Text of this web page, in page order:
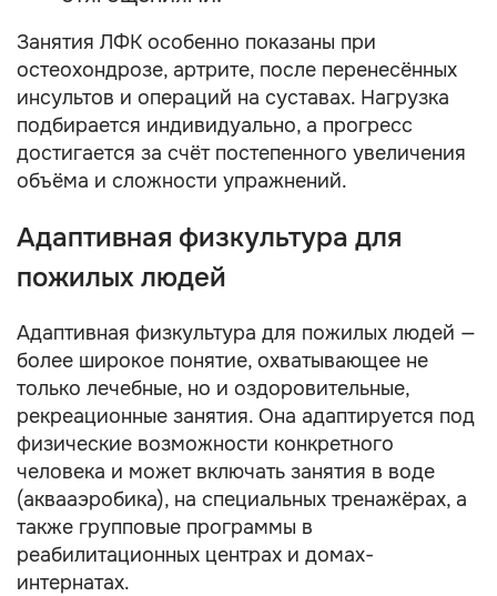
Занятия ЛФК особенно показаны при
остеохондрозе, артрите, после перенесённых
инсультов и операций на суставах. Нагрузка
подбирается индивидуально, а прогресс
достигается за счёт постепенного увеличения
объёма и сложности упражнений.
Адаптивная физкультура для
пожилых людей
Адаптивная физкультура для пожилых людей —
более широкое понятие, охватывающее не
только лечебные, но и оздоровительные,
рекреационные занятия. Она адаптируется под
физические возможности конкретного
человека и может включать занятия в воде
(аквааэробика), на специальных тренажёрах, а
также групповые программы в
реабилитационных центрах и домах-
интернатах.